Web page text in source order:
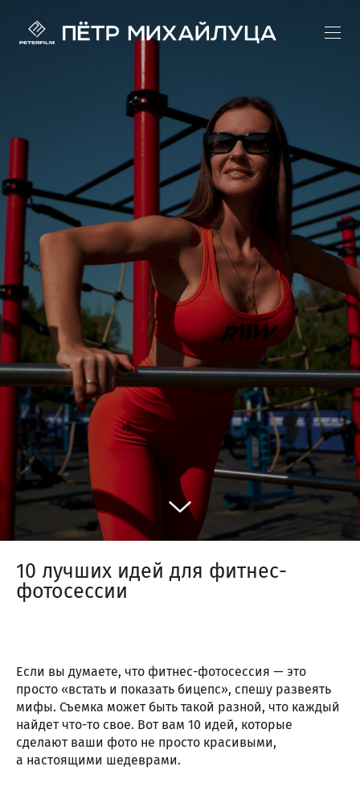
10 лучших идей для фитнес-
фотосессии
Если вы думаете, что фитнес-фотосессия — это
просто «встать и показать бицепс», спешу развеять
мифы. Съемка может быть такой разной, что каждый
найдет что-то свое. Вот вам 10 идей, которые
сделают ваши фото не просто красивыми,
а настоящими шедеврами.